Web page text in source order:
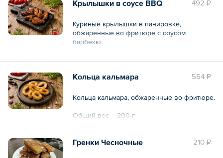
492 ₽
Крылышки в соусе ВВQ
Куриные крылышки в панировке,
обжаренные во фритюре с соусом
барбекю.
Общий вес – 250 г
554 ₽
Кольца кальмара
Кольца кальмара, обжаренные во фритюре.
Общий вес – 200 г
210 ₽
Гренки Чесночные